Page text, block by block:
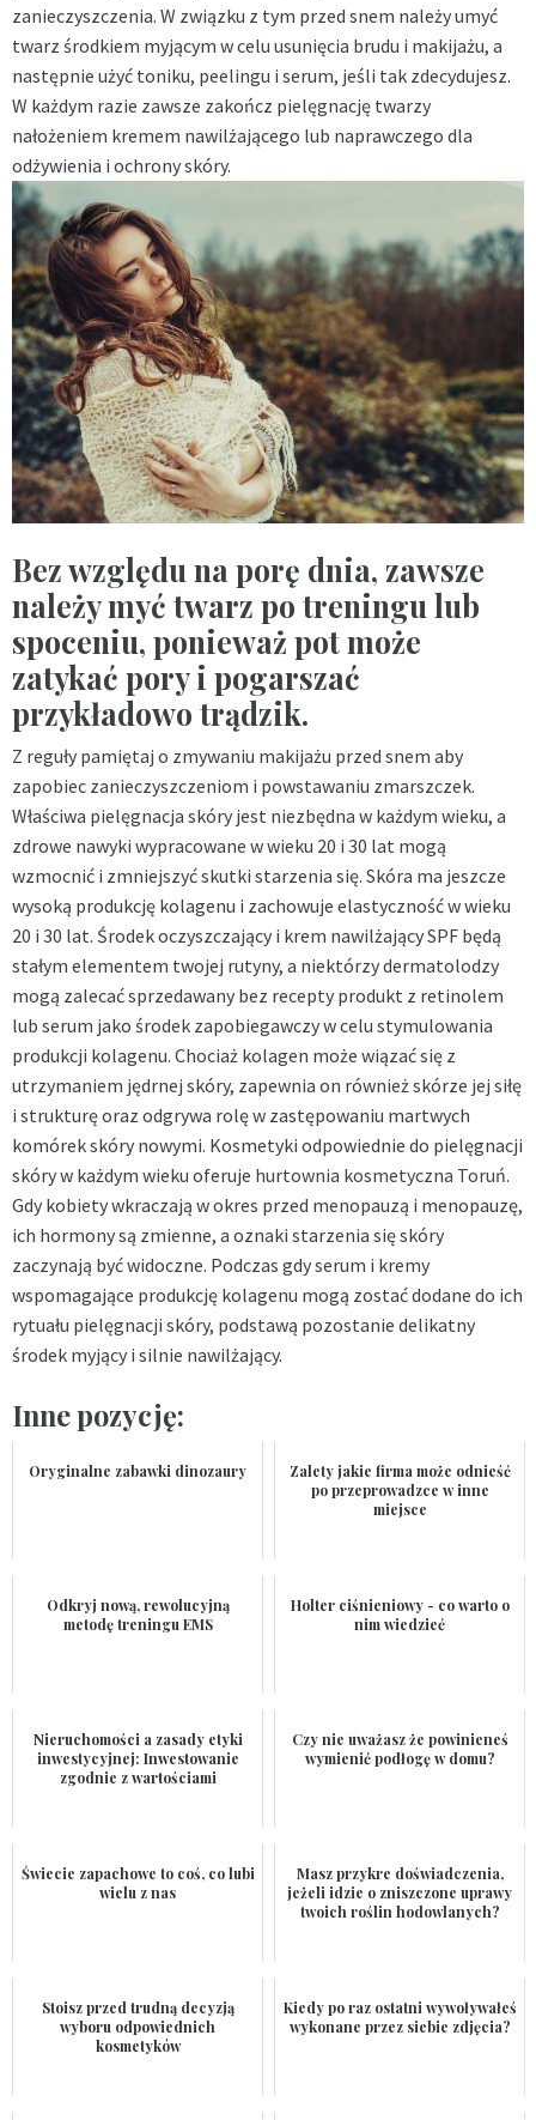
zanieczyszczenia. W związku z tym przed snem należy umyć
twarz środkiem myjącym w celu usunięcia brudu i makijażu, a
następnie użyć toniku, peelingu i serum, jeśli tak zdecydujesz.
W każdym razie zawsze zakończ pielęgnację twarzy
nałożeniem kremem nawilżającego lub naprawczego dla
odżywienia i ochrony skóry.
Bez względu na porę dnia, zawsze
należy myć twarz po treningu lub
spoceniu, ponieważ pot może
zatykać pory i pogarszać
przykładowo trądzik.
Z reguły pamiętaj o zmywaniu makijażu przed snem aby
zapobiec zanieczyszczeniom i powstawaniu zmarszczek.
Właściwa pielęgnacja skóry jest niezbędna w każdym wieku, a
zdrowe nawyki wypracowane w wieku 20 i 30 lat mogą
wzmocnić i zmniejszyć skutki starzenia się. Skóra ma jeszcze
wysoką produkcję kolagenu i zachowuje elastyczność w wieku
20 i 30 lat. Środek oczyszczający i krem nawilżający SPF będą
stałym elementem twojej rutyny, a niektórzy dermatolodzy
mogą zalecać sprzedawany bez recepty produkt z retinolem
lub serum jako środek zapobiegawczy w celu stymulowania
produkcji kolagenu. Chociaż kolagen może wiązać się z
utrzymaniem jędrnej skóry, zapewnia on również skórze jej siłę
i strukturę oraz odgrywa rolę w zastępowaniu martwych
komórek skóry nowymi. Kosmetyki odpowiednie do pielęgnacji
skóry w każdym wieku oferuje hurtownia kosmetyczna Toruń.
Gdy kobiety wkraczają w okres przed menopauzą i menopauzę,
ich hormony są zmienne, a oznaki starzenia się skóry
zaczynają być widoczne. Podczas gdy serum i kremy
wspomagające produkcję kolagenu mogą zostać dodane do ich
rytuału pielęgnacji skóry, podstawą pozostanie delikatny
środek myjący i silnie nawilżający.
Inne pozycję:
Oryginalne zabawki dinozaury
Zalety jakie firma może odnieść
po przeprowadzce w inne
miejsce
Odkryj nową, rewolucyjną
metodę treningu EMS
Holter ciśnieniowy - co warto o
nim wiedzieć
Nieruchomości a zasady etyki
inwestycyjnej: Inwestowanie
zgodnie z wartościami
Czy nie uważasz że powinieneś
wymienić podłogę w domu?
Świecie zapachowe to coś, co lubi
wielu z nas
Masz przykre doświadczenia,
jeżeli idzie o zniszczone uprawy
twoich roślin hodowlanych?
Stoisz przed trudną decyzją
wyboru odpowiednich
kosmetyków
Kiedy po raz ostatni wywoływałeś
wykonane przez siebie zdjęcia?